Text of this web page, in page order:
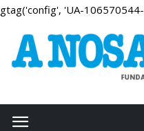
gtag('config', 'UA-